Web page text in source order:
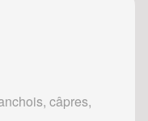
câpres,